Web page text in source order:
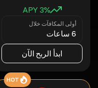
3% APY
أولى المكافآت خلال
6 ساعات
ابدأ الربح الآن
HOT